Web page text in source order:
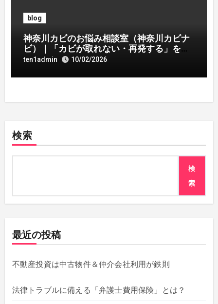
blog
神奈川カビのお悩み相談室（神奈川カビナ
ビ）｜「カビが取れない・再発する」を解
決へ近づける情報サイト
ten1admin 10/02/2026
検索
検
索
最近の投稿
不動産投資は中古物件＆仲介会社利用が鉄則
法律トラブルに備える「弁護士費用保険」とは？